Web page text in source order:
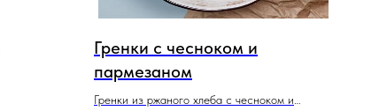
Гренки с чесноком и
пармезаном
Гренки из ржаного хлеба с чесноком и